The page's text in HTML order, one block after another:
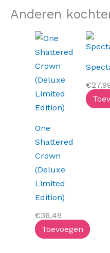
Anderen
One
Shattered
Crown
(Deluxe
Limited
Edition)
€36,49
Toevoegen
€